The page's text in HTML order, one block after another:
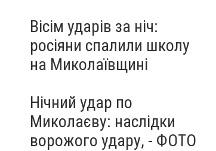
Вісім ударів за ніч:
росіяни спалили школу
на Миколаївщині
Нічний удар по
Миколаєву: наслідки
ворожого удару, - ФОТО